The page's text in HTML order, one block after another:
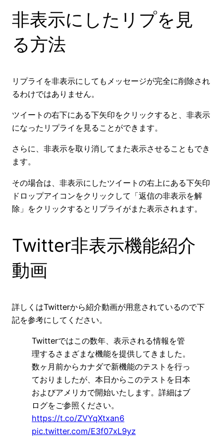
非表示にしたリプを見
る方法
リプライを非表示にしてもメッセージが完全に削除され
るわけではありません。
ツイートの右下にある下矢印をクリックすると、非表示
になったリプライを見ることができます。
さらに、非表示を取り消してまた表示させることもでき
ます。
その場合は、非表示にしたツイートの右上にある下矢印
ドロップアイコンをクリックして「返信の非表示を解
除」をクリックするとリプライがまた表示されます。
Twitter非表示機能紹介
動画
詳しくはTwitterから紹介動画が用意されているので下
記を参考にしてください。
Twitterではこの数年、表示される情報を管
理するさまざまな機能を提供してきました。
数ヶ月前からカナダで新機能のテストを行っ
ておりましたが、本日からこのテストを日本
およびアメリカで開始いたします。詳細はブ
ログをご参照ください。
https://t.co/ZVYqXtxan6
pic.twitter.com/E3f07xL9yz